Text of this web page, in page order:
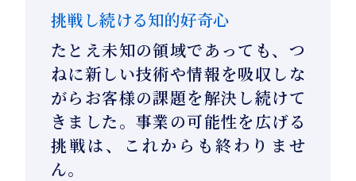
挑戦し続ける知的好奇心
たとえ未知の領域であっても、つ
ねに新しい技術や情報を吸収しな
がらお客様の課題を解決し続けて
きました。事業の可能性を広げる
挑戦は、これからも終わりませ
ん。